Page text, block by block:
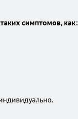
симптомов, как: